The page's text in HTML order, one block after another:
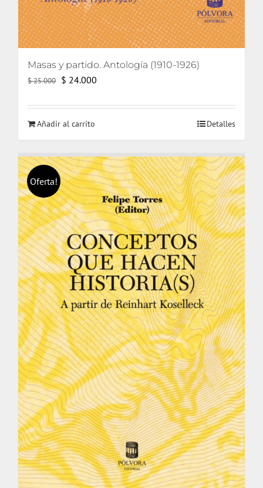
Masas y partido. Antología (1910-1926)
$25.000 El
original
era:
$ 24.000
actual
Añadir al carrito Detalles
Oferta!